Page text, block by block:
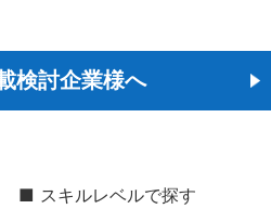
検討企業様へ
■ スキルレベルで探す